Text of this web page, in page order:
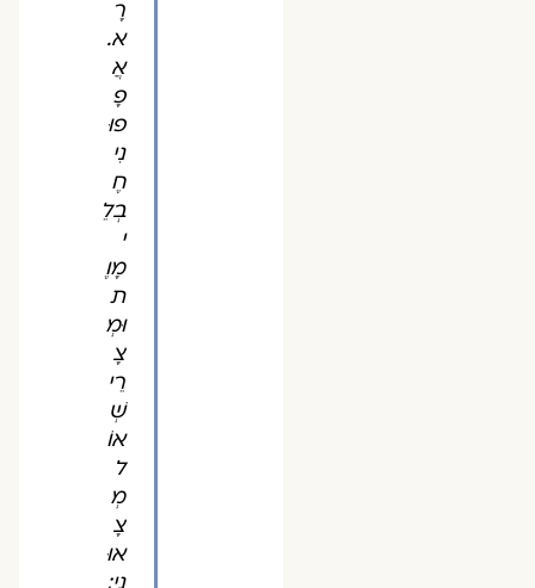
רָ
א.
אֲ
פָ
פוּ
נִי
חֶ
בְלֵ
מָוֶ
ת
וּמְ
צָ
רֵי
שְׁ
אוֹ
ל
מְ
צָ
אוּ